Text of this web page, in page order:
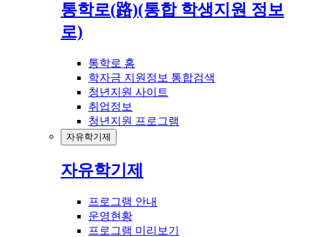
통학로(路)(통합 학생지원 정보
로)
통학로 홈
학자금 지원정보 통합검색
청년지원 사이트
취업정보
청년지원 프로그램
자유학기제
자유학기제
프로그램 안내
운영현황
프로그램 미리보기